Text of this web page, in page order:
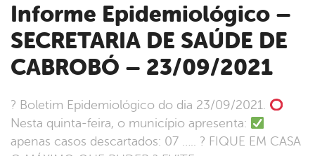
Informe Epidemiológico –
SECRETARIA DE SAÚDE DE
CABROBÓ – 23/09/2021
? Boletim Epidemiológico do dia 23/09/2021.
Nesta quinta-feira, o município apresenta:
apenas casos descartados: 07 ….. ? FIQUE EM CASA